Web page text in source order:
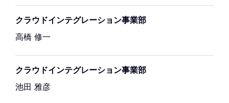
クラウドインテグレーション事業部
高橋 修一
クラウドインテグレーション事業部
池田 雅彦